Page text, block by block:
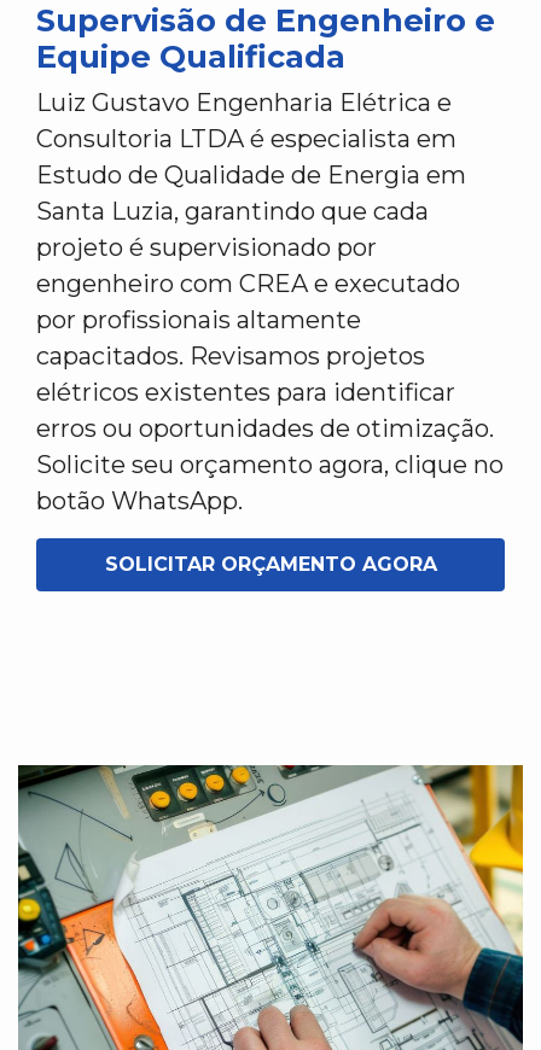
Supervisão de Engenheiro e
Equipe Qualificada
Luiz Gustavo Engenharia Elétrica e
Consultoria LTDA é especialista em
Estudo de Qualidade de Energia em
Santa Luzia, garantindo que cada
projeto é supervisionado por
engenheiro com CREA e executado
por profissionais altamente
capacitados. Revisamos projetos
elétricos existentes para identificar
erros ou oportunidades de otimização.
Solicite seu orçamento agora, clique no
botão WhatsApp.
SOLICITAR ORÇAMENTO AGORA